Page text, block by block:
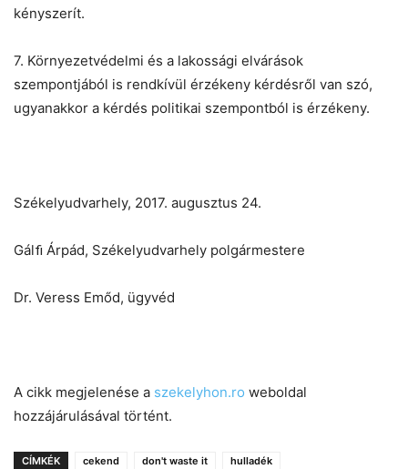
kényszerít.
7. Környezetvédelmi és a lakossági elvárások
szempontjából is rendkívül érzékeny kérdésről van szó,
ugyanakkor a kérdés politikai szempontból is érzékeny.
Székelyudvarhely, 2017. augusztus 24.
Gálﬁ Árpád, Székelyudvarhely polgármestere
Dr. Veress Emőd, ügyvéd
A cikk megjelenése a szekelyhon.ro weboldal
hozzájárulásával történt.
CÍMKÉK cekend don't waste it
hulladék